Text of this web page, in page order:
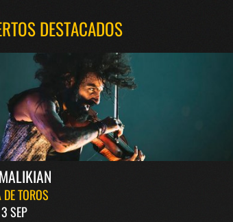
DESTACADOS
TOROS
SEP